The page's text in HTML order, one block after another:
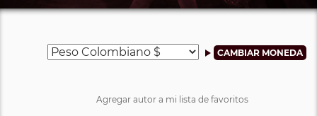
Agregar autor a mi lista de favoritos